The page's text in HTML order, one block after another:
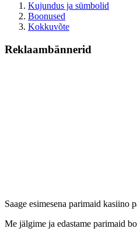
Kujundus ja sümbolid
Boonused
Kokkuvõte
Reklaambännerid
Saage esimesena parimaid kasiino
Me jälgime ja edastame parimaid